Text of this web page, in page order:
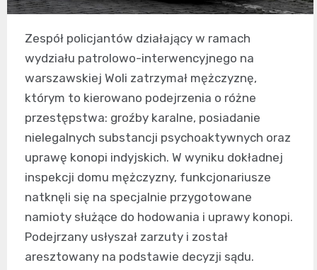
Zespół policjantów działający w ramach
wydziału patrolowo-interwencyjnego na
warszawskiej Woli zatrzymał mężczyznę,
którym to kierowano podejrzenia o różne
przestępstwa: groźby karalne, posiadanie
nielegalnych substancji psychoaktywnych oraz
uprawę konopi indyjskich. W wyniku dokładnej
inspekcji domu mężczyzny, funkcjonariusze
natknęli się na specjalnie przygotowane
namioty służące do hodowania i uprawy konopi.
Podejrzany usłyszał zarzuty i został
aresztowany na podstawie decyzji sądu.